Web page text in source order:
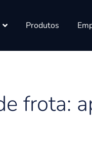
Produtos
frota: